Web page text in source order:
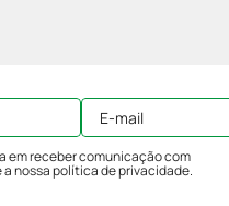
em receber comunicação com
nossapolítica de privacidade.